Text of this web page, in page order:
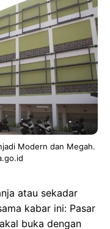
Modern dan Megah.
atau sekadar
kabar ini: Pasar
buka dengan